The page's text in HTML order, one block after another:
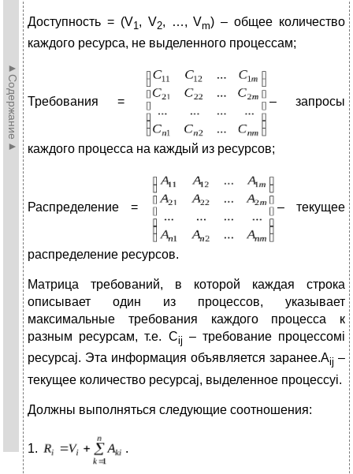
►Содержание►
Доступность = (V1, V2, …, Vm) – общее количество
каждого ресурса, не выделенного процессам;
Требования = – запросы
каждого процесса на каждый из ресурсов;
Распределение = – текущее
распределение ресурсов.
Матрица требований, в которой каждая строка
описывает один из процессов, указывает
максимальные требования каждого процесса к
разным ресурсам, т.е. Сij – требование процессомi
ресурсаj. Эта информация объявляется заранее.Aij –
текущее количество ресурсаj, выделенное процессуi.
Должны выполняться следующие соотношения:
1.